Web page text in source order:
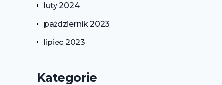
luty 2024
październik 2023
lipiec 2023
Kategorie